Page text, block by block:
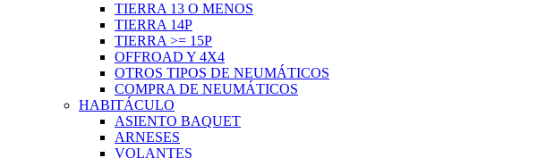
TIERRA 13 O MENOS
TIERRA 14P
TIERRA >= 15P
OFFROAD Y 4X4
OTROS TIPOS DE NEUMÁTICOS
COMPRA DE NEUMÁTICOS
HABITÁCULO
ASIENTO BAQUET
ARNESES
VOLANTES